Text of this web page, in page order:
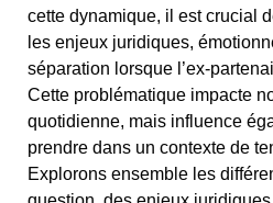
cette dynamique, il est crucial
les enjeux juridiques,
séparation lorsque l’ex-
Cette problématique impacte
quotidienne, mais influence
prendre dans un contexte de
Explorons ensemble les